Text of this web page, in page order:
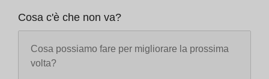
Cosa c'è che non va?